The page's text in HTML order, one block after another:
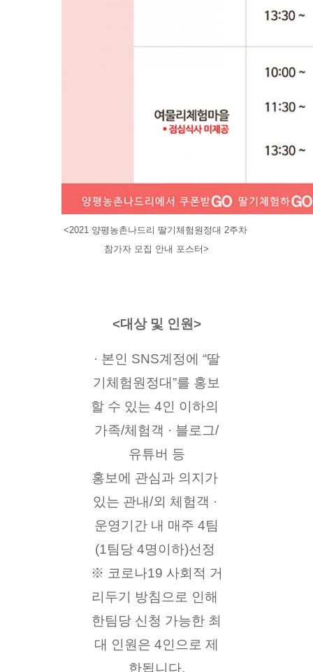
<2021 양평농촌나드리 딸기체험원정대 2주차
참가자 모집 안내 포스터>
<대상 및 인원>
· 본인 SNS계정에 “딸
기체험원정대”를 홍보
할 수 있는 4인 이하의
가족/체험객 · 블로그/
유튜버 등
홍보에 관심과 의지가
있는 관내/외 체험객 ·
운영기간 내 매주 4팀
(1팀당 4명이하)선정
※ 코로나19 사회적 거
리두기 방침으로 인해
한팀당 신청 가능한 최
대 인원은 4인으로 제
한됩니다.